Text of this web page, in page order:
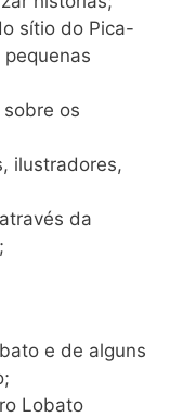
sítio do Pica-
os
ilustradores,
da
e de alguns
Lobato